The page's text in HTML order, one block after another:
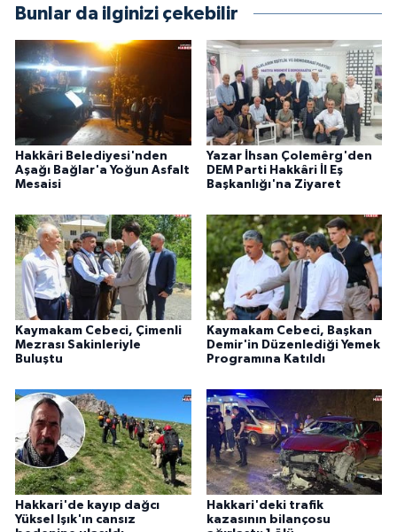
Bunlar da ilginizi çekebilir
Hakkâri Belediyesi'nden
Aşağı Bağlar'a Yoğun Asfalt
Mesaisi
Yazar İhsan Çolemêrg'den
DEM Parti Hakkâri İl Eş
Başkanlığı'na Ziyaret
Kaymakam Cebeci, Çimenli
Mezrası Sakinleriyle
Buluştu
Kaymakam Cebeci, Başkan
Demir'in Düzenlediği Yemek
Programına Katıldı
Hakkari'de kayıp dağcı
Yüksel Işık'ın cansız
Hakkari'deki trafik
kazasının bilançosu